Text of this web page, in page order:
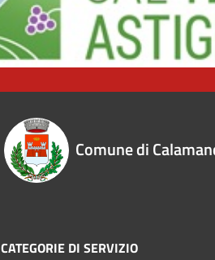
Comune di
CATEGORIE DI SERVIZIO